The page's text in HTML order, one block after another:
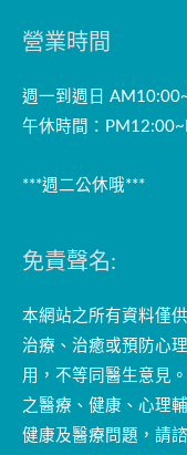
營業時間
週一到週日
午休時間：
***週二公休哦***
免責聲名:
本網站之所有資料僅
治療、治癒或預防心
用，不等同醫生意見
之醫療、健康、心理
健康及醫療問題，請